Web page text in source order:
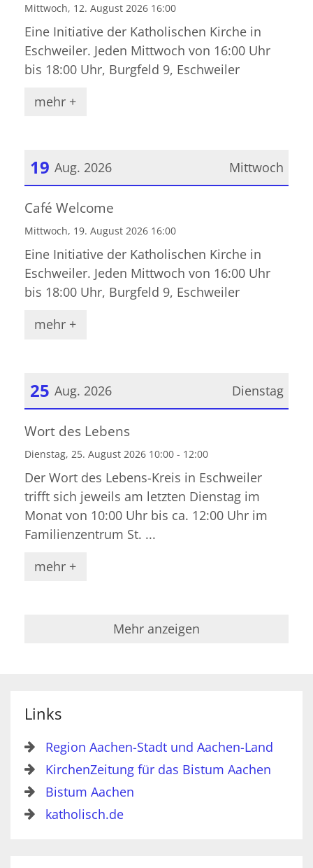
Mittwoch, 12. August 2026 16:00
Eine Initiative der Katholischen Kirche in
Eschweiler. Jeden Mittwoch von 16:00 Uhr
bis 18:00 Uhr, Burgfeld 9, Eschweiler
mehr +
Mittwoch
19 Aug. 2026
Datum: 19. August 2026
Café Welcome
Mittwoch, 19. August 2026 16:00
Eine Initiative der Katholischen Kirche in
Eschweiler. Jeden Mittwoch von 16:00 Uhr
bis 18:00 Uhr, Burgfeld 9, Eschweiler
mehr +
Dienstag
25 Aug. 2026
Datum: 25. August 2026
Wort des Lebens
Dienstag, 25. August 2026 10:00 - 12:00
Der Wort des Lebens-Kreis in Eschweiler
trifft sich jeweils am letzten Dienstag im
Monat von 10:00 Uhr bis ca. 12:00 Uhr im
Familienzentrum St. ...
mehr +
Mehr anzeigen
Links
Region Aachen-Stadt und Aachen-Land
KirchenZeitung für das Bistum Aachen
Bistum Aachen
katholisch.de